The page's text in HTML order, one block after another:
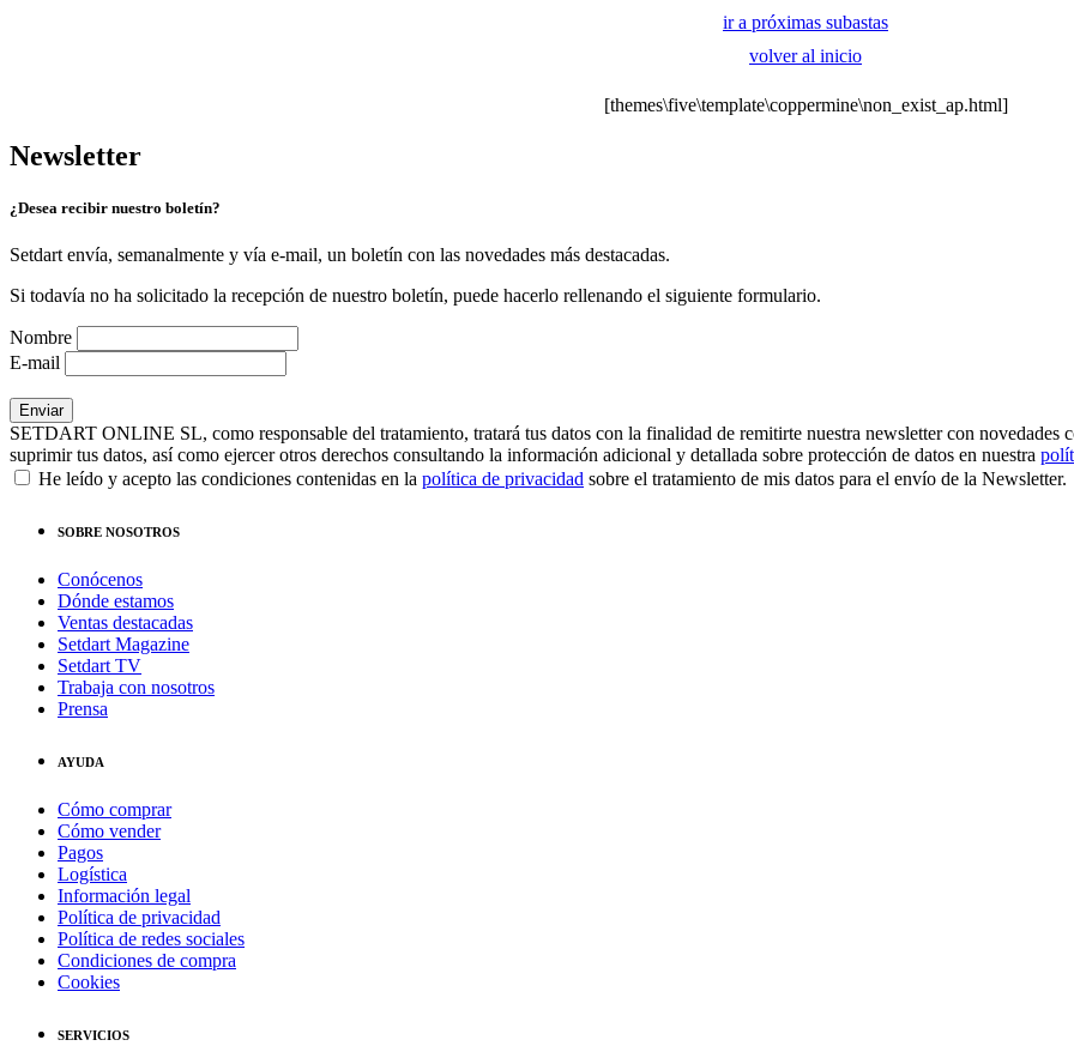
ir a próximas subastas
volver al inicio
[themes\five\template\coppermine\non_exist_ap.html]
Newsletter
¿Desea recibir nuestro boletín?
Setdart envía, semanalmente y vía e-mail, un boletín con las novedades más destacadas.
Si todavía no ha solicitado la recepción de nuestro boletín, puede hacerlo rellenando el siguiente formulario.
Nombre
E-mail
SETDART ONLINE SL, como responsable del tratamiento, tratará tus datos con la finalidad de remitirte nuestra newsletter con novedades
suprimir tus datos, así como ejercer otros derechos consultando la información adicional y detallada sobre protección de datos en nuestra
He leído y acepto las condiciones contenidas en la política de privacidad sobre el tratamiento de mis datos para el envío de la Newsletter.
SOBRE NOSOTROS
Conócenos
Dónde estamos
Ventas destacadas
Setdart Magazine
Setdart TV
Trabaja con nosotros
Prensa
AYUDA
Cómo comprar
Cómo vender
Pagos
Logística
Información legal
Política de privacidad
Política de redes sociales
Condiciones de compra
Cookies
SERVICIOS